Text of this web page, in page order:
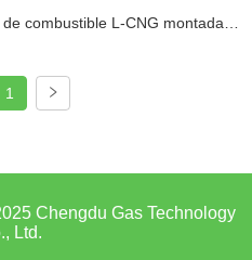
combustible L-CNG montada
patines
1
Chengdu Gas Technology
Ltd.